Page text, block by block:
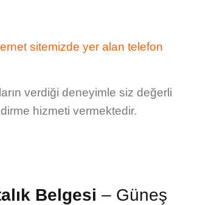
sitemizde yer alan telefon
verdiği deneyimle siz değerli
hizmeti vermektedir.
Belgesi – Güneş